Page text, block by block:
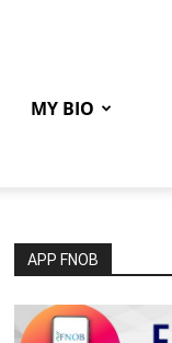
MY BIO
APP FNOB